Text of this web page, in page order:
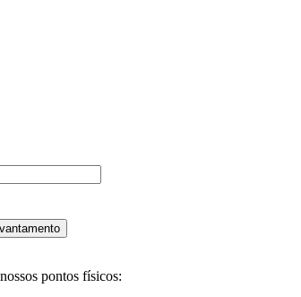
pontos físicos: